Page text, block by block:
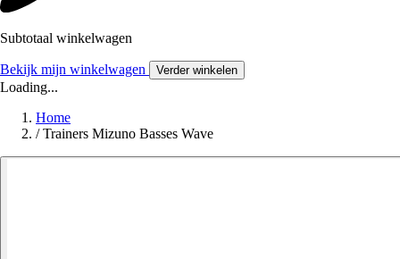
Subtotaal winkelwagen
Bekijk mijn winkelwagen Verder winkelen
Loading...
Home
/ Trainers Mizuno Basses Wave